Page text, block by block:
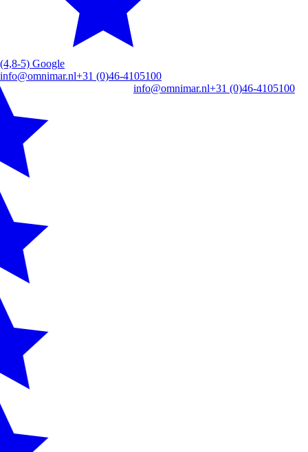
(4,8-5) Google
info@omnimar.nl+31 (0)46-4105100
+31 (0)46-4105100